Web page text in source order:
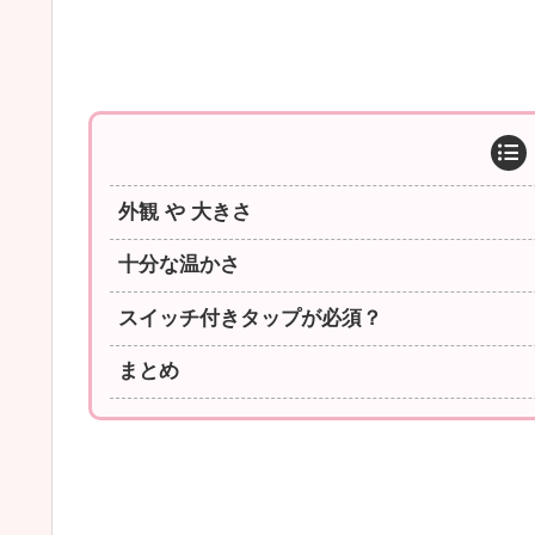
外観 や 大きさ
十分な温かさ
スイッチ付きタップが必須？
まとめ